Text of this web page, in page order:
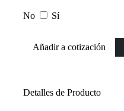
No Sí
Añadir a cotización
Detalles de Producto